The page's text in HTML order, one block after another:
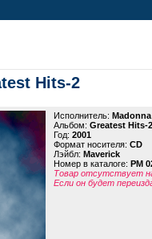
Hits-2
Исполнитель: Madonna
Альбом: Greatest Hits-2
Год: 2001
Формат носителя: CD
Лэйбл: Maverick
Номер в каталоге: PM
Товар отсутствует
Если он будет